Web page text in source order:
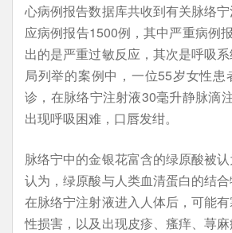
心病例报告数据库共收到有关脉络
应病例报告1500例，其中严重病例
出的是严重过敏反应，其次是呼吸
局列举的案例中，一位55岁女性
诊，在脉络宁注射液30毫升静脉滴
出现呼吸困难，口唇发绀。
脉络宁中的金银花富含的绿原酸被
认为，绿原酸与人类血清蛋白的结合
在脉络宁注射液进入人体后，可能
性损害，以及出现皮疹、瘙痒、荨